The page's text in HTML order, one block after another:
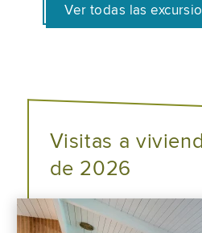
Ver todas las
Visitas a
de 2026